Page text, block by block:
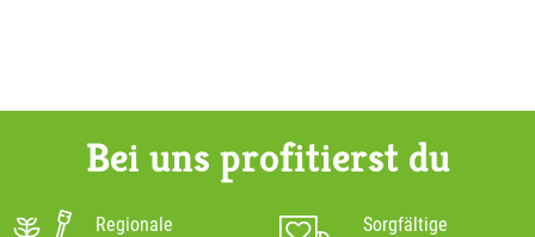
Bei uns profitierst du
Regionale
Sorgfältige